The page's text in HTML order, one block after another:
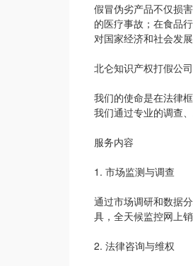
假冒伪劣产品不仅损
的医疗事故；在食品
对国家经济和社会发展
北仑知识产权打假公
我们的使命是在法律
我们通过专业的调查
服务内容
1. 市场监测与调查
通过市场调研和数据
具，全天候监控网上
2. 法律咨询与维权